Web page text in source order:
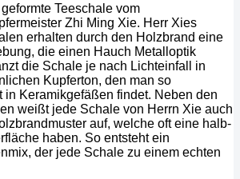
Teeschale vom
Zhi Ming Xie. Herr Xies
erhalten durch den Holzbrand eine
die einen Hauch Metalloptik
die Schale je nach Lichteinfall in
Kupferton, den man so
in Keramikgefäßen findet. Neben den
weißt jede Schale von Herrn Xie auch
auf, welche oft eine halb-
haben. So entsteht ein
der jede Schale zu einem echten